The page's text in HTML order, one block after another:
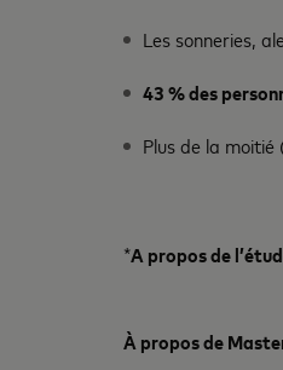
Les sonneries,
43 % des
Plus de la
*A propos de
À propos de